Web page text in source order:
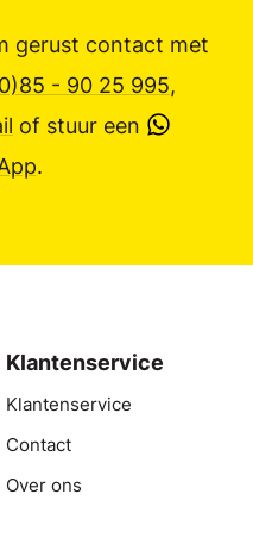
gerust contact met
- 90 25 995,
of stuur een
.
Klantenservice
Klantenservice
Contact
Over ons